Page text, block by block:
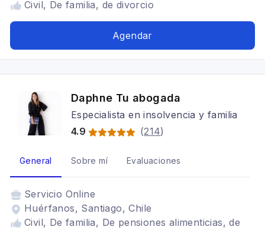
Civil, De familia, de divorcio
Agendar
Daphne Tu abogada
Especialista en insolvencia y familia
4.9
(214)
General Sobre mí Evaluaciones
Servicio Online
Huérfanos, Santiago, Chile
Civil, De familia, De pensiones alimenticias, de